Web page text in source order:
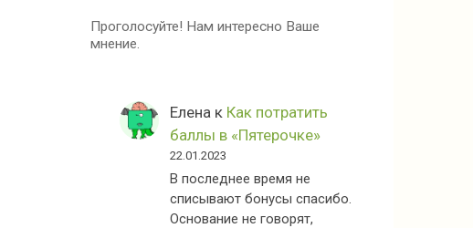
Проголосуйте! Нам интересно Ваше
мнение.
Елена к Как потратить
баллы в «Пятерочке»
22.01.2023
В последнее время не
списывают бонусы спасибо.
Основание не говорят,